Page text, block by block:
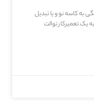
به کاسه نو و یا تبدیل
یک تعمیرکار توالت